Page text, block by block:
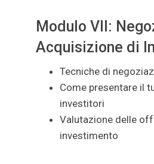
Modulo VII:
Acquisizione di
Tecniche di
Come presentare il
investitori
Valutazione delle
investimento